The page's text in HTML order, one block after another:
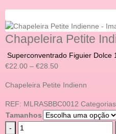
Chapeleira Petite
Superconventrado Figuier Dolce
€22.00 – €28.50
Chapeleira Petite Indienn
REF: MLRASBBC0012
Tamanhos
-